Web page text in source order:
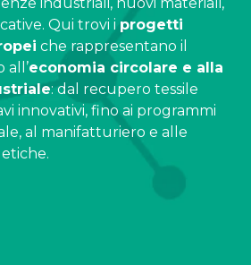
Qui trovi i progetti
che rappresentano il
all’economia circolare e alla
: dal recupero tessile
innovativi, fino ai programmi
al manifatturiero e alle